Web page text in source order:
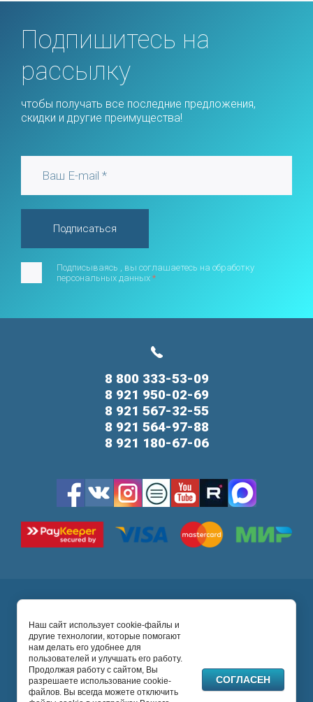
Подпишитесь на
рассылку
чтобы получать все последние предложения,
скидки и другие преимущества!
Подписываясь , вы соглашаетесь на обработку
персональных данных *
Подписаться
8 800 333-53-09
8 921 950-02-69
8 921 567-32-55
8 921 564-97-88
8 921 180-67-06
Ultrastom Company2026 © Абатменты, титановые
основания, трансферы, сканбоди, формирователи
десны, мультиюниты и другие протетические
компоненты.
Политика конфиденциальности
Наш сайт использует cookie-файлы и
другие технологии, которые помогают
нам делать его удобнее для
пользователей и улучшать его работу.
Продолжая работу с сайтом, Вы
разрешаете использование cookie-
файлов. Вы всегда можете отключить
СОГЛАСЕН